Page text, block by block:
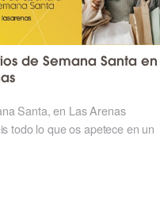
de Semana Santa en
Santa, en Las Arenas
todo lo que os apetece en un